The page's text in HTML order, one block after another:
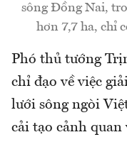
sông Đồng Nai,
hơn 7,7 ha, chỉ
Phó thủ tướng
chỉ đạo về việc
lưới sông ngòi
cải tạo cảnh